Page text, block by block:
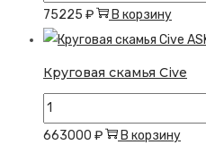
товара
Камень
75225 ₽ В корзину
Круговая скамья Cive
Количество
товара
663000 ₽ В корзину